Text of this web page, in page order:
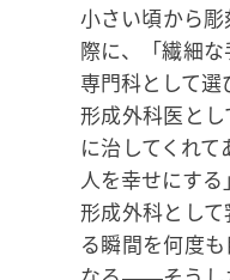
小さい頃から
際に、「繊細
専門科として選
形成外科医と
に治してくれ
人を幸せにする
形成外科とし
る瞬間を何度